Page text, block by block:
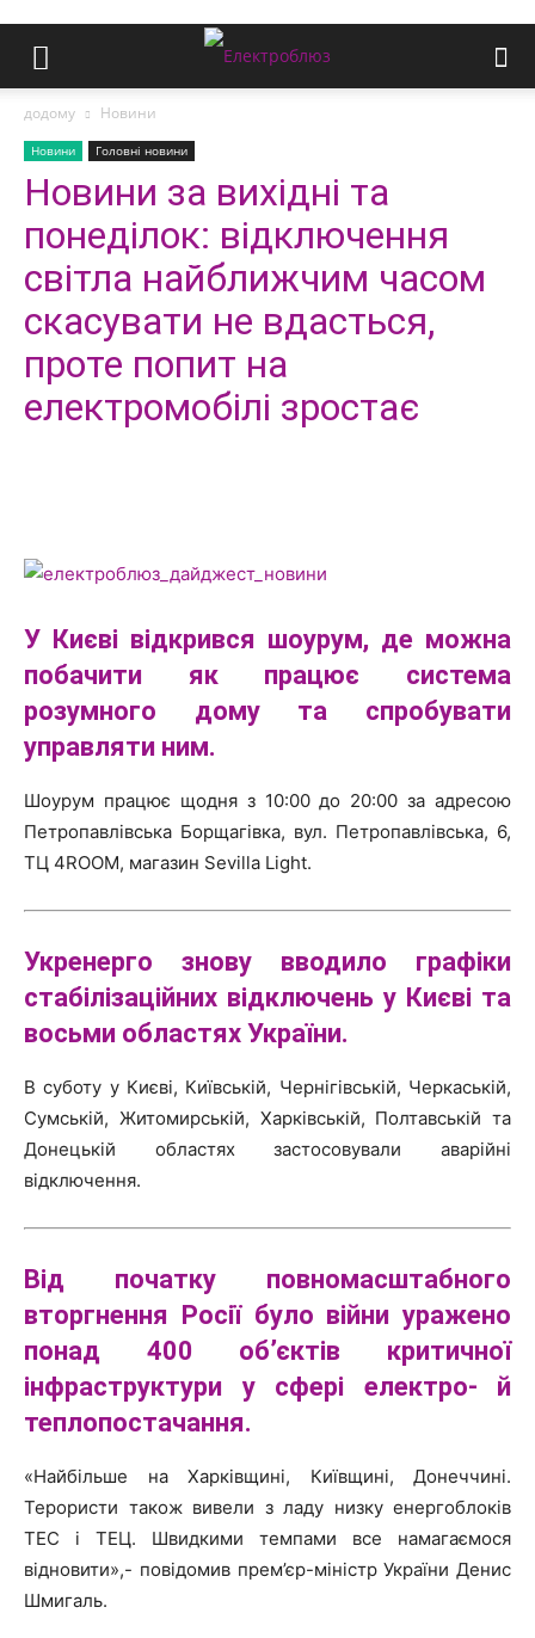
додому Новини
Новини Головні новини
Новини за вихідні та
понеділок: відключення
світла найближчим часом
скасувати не вдасться,
проте попит на
електромобілі зростає
У Києві відкрився шоурум, де можна
побачити як працює система
розумного дому та спробувати
управляти ним.
Шоурум працює щодня з 10:00 до 20:00 за адресою
Петропавлівська Борщагівка, вул. Петропавлівська, 6,
ТЦ 4ROOM, магазин Sevilla Light.
Укренерго знову вводило графіки
стабілізаційних відключень у Києві та
восьми областях України.
В суботу у Києві, Київській, Чернігівській, Черкаській,
Сумській, Житомирській, Харківській, Полтавській та
Донецькій областях застосовували аварійні
відключення.
Від початку повномасштабного
вторгнення Росії було війни уражено
понад 400 об’єктів критичної
інфраструктури у сфері електро- й
теплопостачання.
«Найбільше на Харківщині, Київщині, Донеччині.
Терористи також вивели з ладу низку енергоблоків
ТЕС і ТЕЦ. Швидкими темпами все намагаємося
відновити»,- повідомив прем’єр-міністр України Денис
Шмигаль.